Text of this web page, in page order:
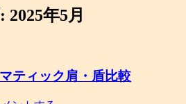
年5月
ティック肩・盾比較